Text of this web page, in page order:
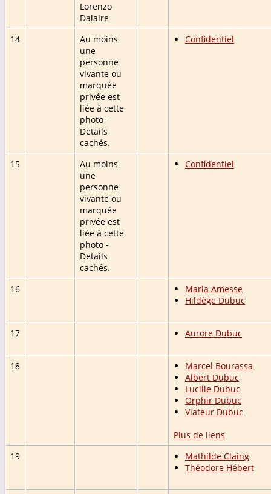
Lorenzo
Dalaire
14
Au moins
une
personne
vivante ou
marquée
privée est
liée à cette
photo -
Details
cachés.
Confidentiel
15
Au moins
une
personne
vivante ou
marquée
privée est
liée à cette
photo -
Details
cachés.
Confidentiel
16
Maria Amesse
Hildège Dubuc
17 Aurore Dubuc
18
Marcel Bourassa
Albert Dubuc
Lucille Dubuc
Orphir Dubuc
Viateur Dubuc
Plus de liens
19
Mathilde Claing
Théodore Hébert